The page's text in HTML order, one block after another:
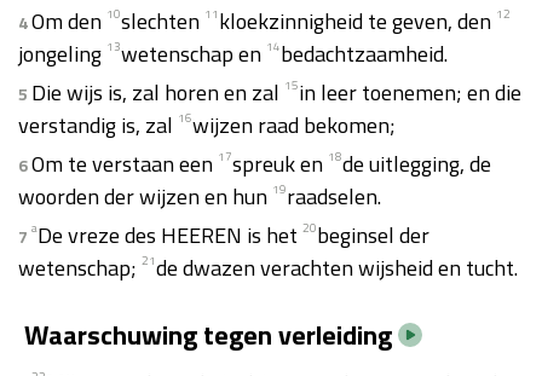
4Om den 10slechten 11 kloekzinnigheid te geven, den 12
jongeling 13wetenschap en 14bedachtzaamheid.
5 Die wijs is, zal horen en zal 15in leer toenemen; en die
verstandig is, zal 16wijzen raad bekomen;
6Om te verstaan een 17spreuk en 18de uitlegging, de
woorden der wijzen en hun 19raadselen.
7 aDe vreze des HEEREN is het 20beginsel der
wetenschap; 21de dwazen verachten wijsheid en tucht.
Waarschuwing tegen verleiding